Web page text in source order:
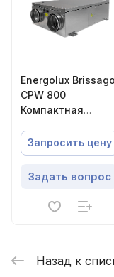
Energolux Brissago
CPW 800
Компактная
вытяжная
установка с
рекуператором
Запросить цену
Задать вопрос
Назад к